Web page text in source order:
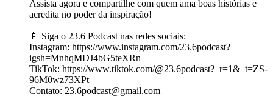
Assista agora e compartilhe com quem ama boas histórias e
acredita no poder da inspiração!
📱 Siga o 23.6 Podcast nas redes sociais:
Instagram: https://www.instagram.com/23.6podcast?
igsh=MnhqMDJ4bG5teXRn
TikTok: https://www.tiktok.com/@23.6podcast?_r=1&_t=ZS-
96M0wz73XPt
Contato: 23.6podcast@gmail.com